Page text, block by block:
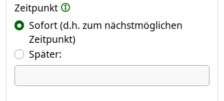
Zeitpunkt
Sofort (d.h. zum nächstmöglichen
Zeitpunkt)
Später:(Fokus springt automatisch ins
Datum